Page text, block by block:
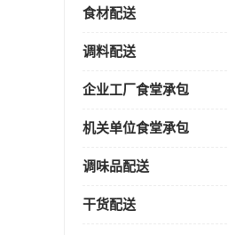
食材配送
调料配送
企业工厂食堂承包
机关单位食堂承包
调味品配送
干货配送